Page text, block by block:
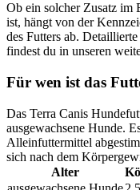
Ob ein solcher Zusatz im
ist, hängt von der
des Futters ab.
findest du in unseren
Für wen ist das
Das Terra Canis
ausgewachsene Hunde.
Alleinfuttermittel
sich nach dem
Alter